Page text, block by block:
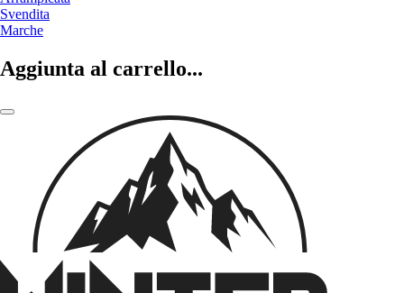
Svendita
Marche
Aggiunta al carrello...